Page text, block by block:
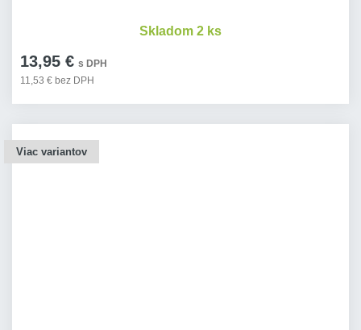
13,95 € s DPH
11,53 € bez DPH
Skladom 2 ks
Viac variantov